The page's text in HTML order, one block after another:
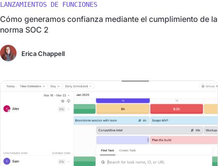
LANZAMIENTOS DE FUNCIONES
Cómo generamos confianza mediante el cumplimiento de la
norma SOC 2
Erica Chappell